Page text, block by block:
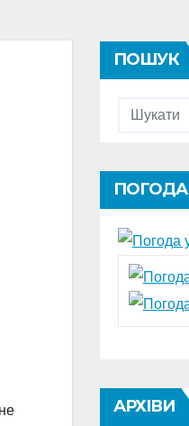
ПОШУК
ПОГОДА
АРХІВИ